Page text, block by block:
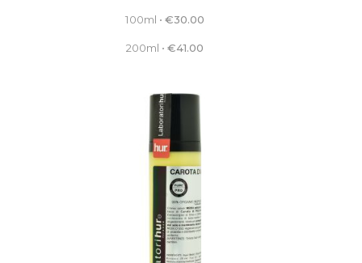
100ml • €30.00
200ml • €41.00